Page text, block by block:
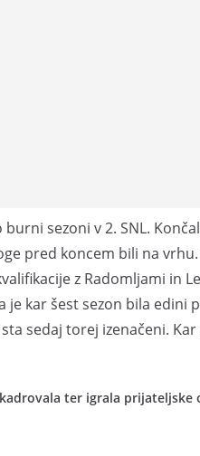
sezoni v 2. SNL.
pred koncem bili na
z Radomljami in
je kar šest sezon bila
sedaj torej izenačeni.
ter igrala prijateljske